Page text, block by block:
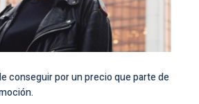
conseguir por un precio que parte de